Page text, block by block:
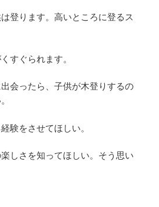
登ります。高いところに登るス
すぐられます。
会ったら、子供が木登りするの
験をさせてほしい。
しさを知ってほしい。そう思い